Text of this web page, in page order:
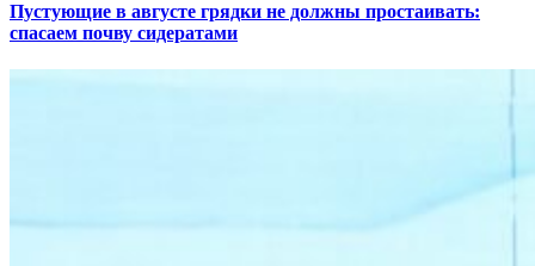
Пустующие в августе грядки не должны простаивать:
спасаем почву сидератами